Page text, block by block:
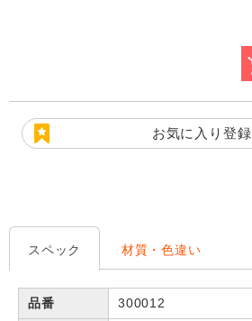
お気に入り登録
スペック 材質・色違い
品番 300012